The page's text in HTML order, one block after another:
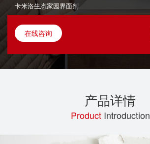
卡米洛生态家园界面剂
在线咨询
产品详情
ProductIntroduction